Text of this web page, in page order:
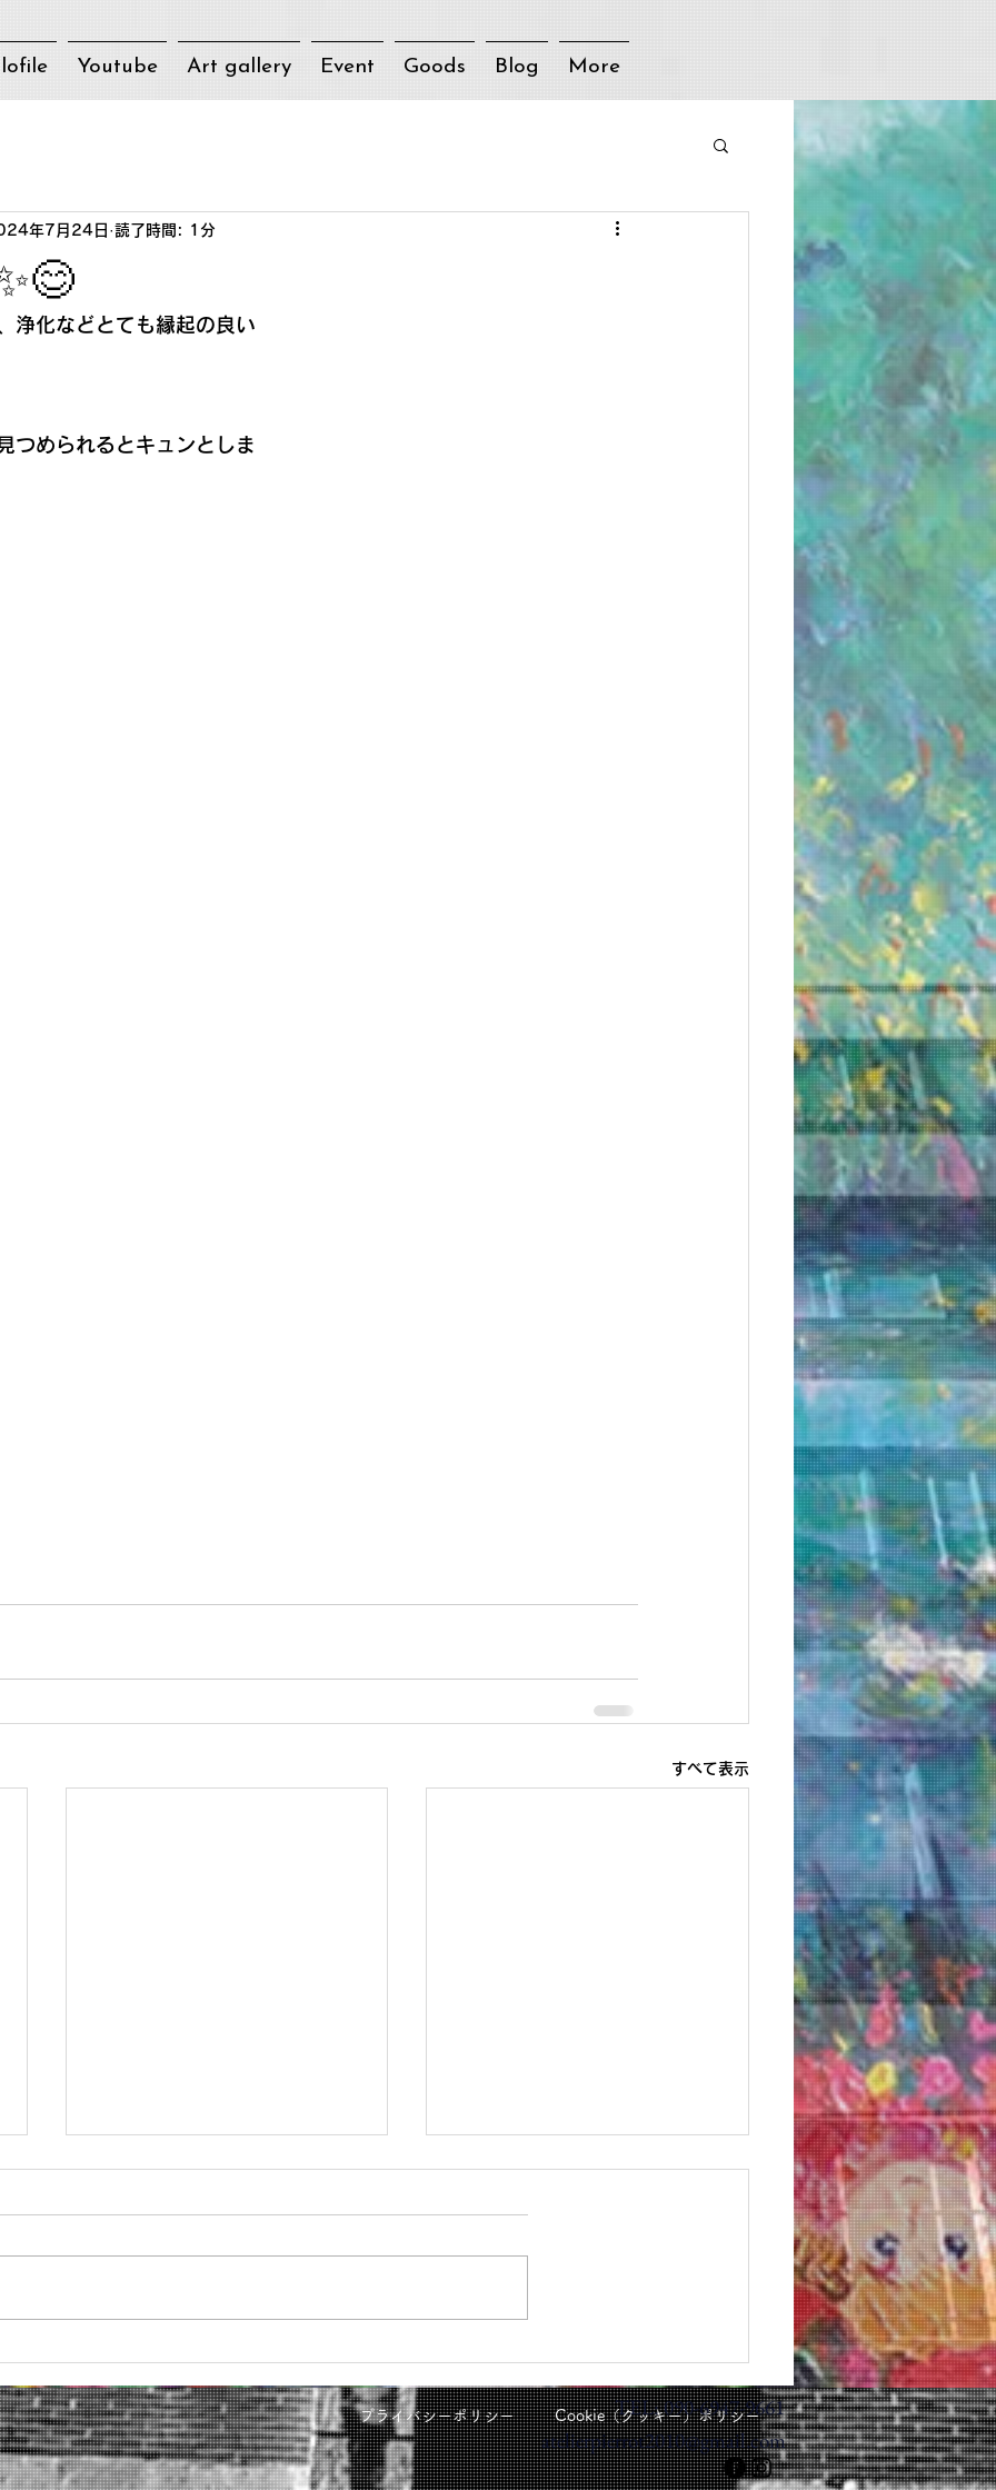
Youtube Art gallery Event Goods Blog More
年7月24日 読了時間: 1分
浄化などとても縁起の良い
つめられるとキュンとしま
すべて表示
高知大丸画業40周年記念清水
新也油絵展🌈✨😀㊗️沢山のご
来場ありがとうございまし
た。心から感謝しておりま
鳥取 丸由画業40周年記念清
水新也油絵展✨🎻🌈
プライバシーポリシー Cookie（クッキー）ポリシー
TEL: 090-6947-9661
atelierpierrot2010@gmail.com